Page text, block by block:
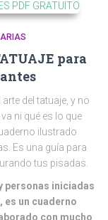
para
del tatuaje, y no
ni qué es lo que
ilustrado
Es una guía para
tus pisadas.
personas iniciadas
es un cuaderno
con mucho